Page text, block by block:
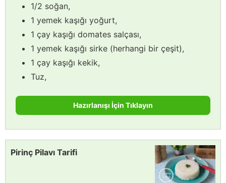
1/2 soğan,
1 yemek kaşığı yoğurt,
1 çay kaşığı domates salçası,
1 yemek kaşığı sirke (herhangi bir çeşit),
1 çay kaşığı kekik,
Tuz,
Hazırlanışı İçin Tıklayın
Pirinç Pilavı Tarifi